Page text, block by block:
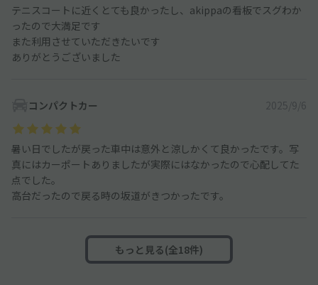
テニスコートに近くとても良かったし、akippaの看板でスグわか
ったので大満足です
また利用させていただきたいです
ありがとうございました
コンパクトカー 2025/9/6
暑い日でしたが戻った車中は意外と涼しかくて良かったです。写
真にはカーポートありましたが実際にはなかったので心配してた
点でした。
高台だったので戻る時の坂道がきつかったです。
もっと見る(全18件)